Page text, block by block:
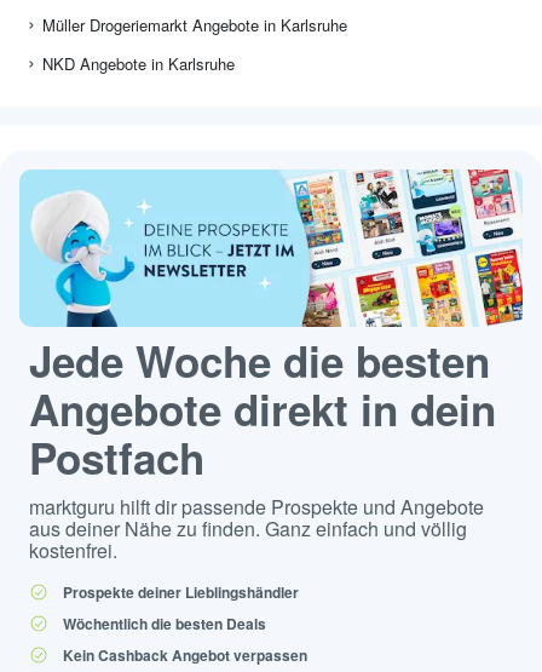
Müller Drogeriemarkt Angebote in Karlsruhe
NKD Angebote in Karlsruhe
Jede Woche die besten
Angebote direkt in dein
Postfach
marktguru hilft dir passende Prospekte und Angebote
aus deiner Nähe zu finden. Ganz einfach und völlig
kostenfrei.
Prospekte deiner Lieblingshändler
Wöchentlich die besten Deals
Kein Cashback Angebot verpassen